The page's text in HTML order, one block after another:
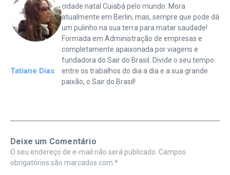
Tatiane Dias
cidade natal Cuiabá pelo mundo. Mora
atualmente em Berlin, mas, sempre que pode dá
um pulinho na sua terra para matar saudade!
Formada em Administração de empresas e
completamente apaixonada por viagens e
fundadora do Sair do Brasil. Divide o seu tempo
entre os trabalhos do dia a dia e a sua grande
paixão, o Sair do Brasil!
Deixe um Comentário
O seu endereço de e-mail não será publicado. Campos
obrigatórios são marcados com *